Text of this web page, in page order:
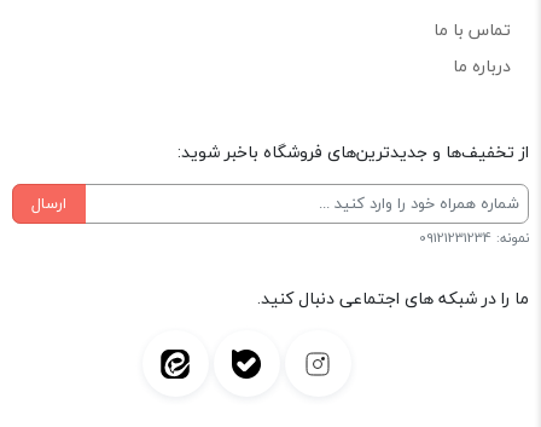
تماس با ما
درباره ما
از تخفیف‌ها و جدیدترین‌های فروشگاه باخبر شوید:
ارسال
نمونه: 09121231234
ما را در شبکه های اجتماعی دنبال کنید.